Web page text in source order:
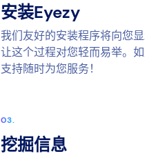
安装Eyezy
我们友好的安装程序将向您
让这个过程对您轻而易举。
支持随时为您服务！
挖掘信息